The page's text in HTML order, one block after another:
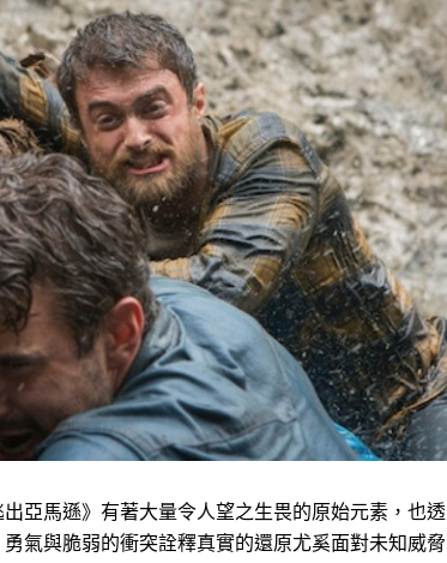
亞馬遜》有著大量令人望之生畏的原始元素，也透
氣與脆弱的衝突詮釋真實的還原尤奚面對未知威脅